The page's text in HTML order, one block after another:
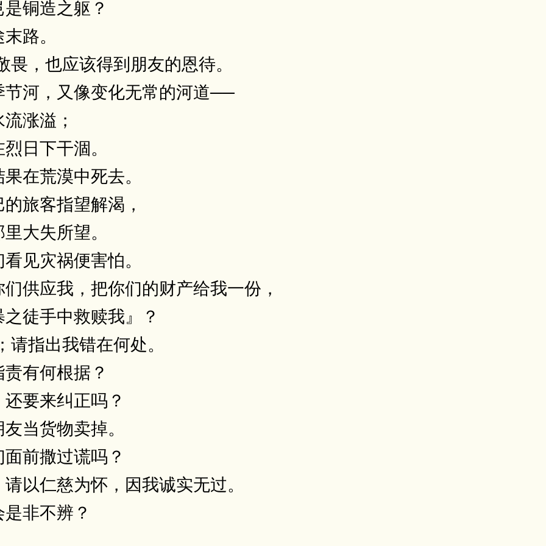
铜造之躯？
路。
，也应该得到朋友的恩待。
河，又像变化无常的河道──
涨溢；
日下干涸。
在荒漠中死去。
旅客指望解渴，
大失所望。
见灾祸便害怕。
供应我，把你们的财产给我一份，
徒手中救赎我』？
指出我错在何处。
有何根据？
要来纠正吗？
当货物卖掉。
前撒过谎吗？
以仁慈为怀，因我诚实无过。
非不辨？